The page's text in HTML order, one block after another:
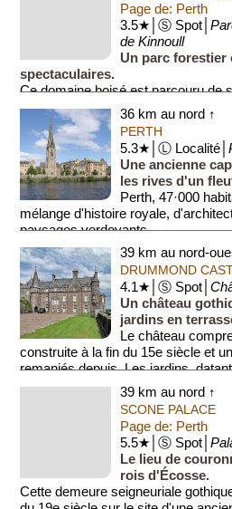
Page de: Perth
3.5★│Ⓢ Spot│
de Kinnoull
Un parc forestier
spectaculaires.
Ce domaine boisé est parcouru de
en ruine située au sommet d'une
plongeante sur la vallée...
36 km au nord ↑
PERTH
5.3★│Ⓛ Localité│
Une ancienne
les rives d'un
Perth, 47·000
mélange d'histoire royale,
paysages verdoyants.
...
39 km au nord-
DRUMMOND
4.1★│Ⓢ Spot│
Un château
jardins en
Le château
construite à la fin du 15e siècle et
remaniés depuis. Les jardins,
39 km au nord ↑
SCONE PALACE
Page de: Perth
5.5★│Ⓢ Spot│
Le lieu de
rois d'Écosse.
Cette demeure seigneuriale